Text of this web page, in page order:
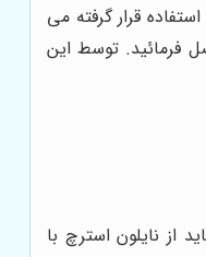
قرار گرفته می
فرمائید. توسط این
از نایلون استرچ با